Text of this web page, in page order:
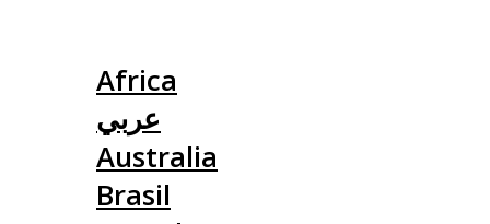
Africa
عربي
Australia
Brasil